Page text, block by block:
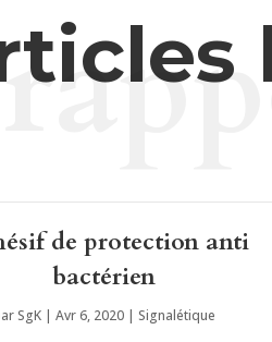
de protection anti
bactérien
SgK |Avr 6, 2020 | Signalétique